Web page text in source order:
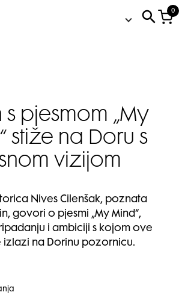
0
s pjesmom „My
stiže na Doru s
vizijom
Nives Cilenšak, poznata
govori o pjesmi „My Mind“,
i ambiciji s kojom ove
izlazi na Dorinu pozornicu.